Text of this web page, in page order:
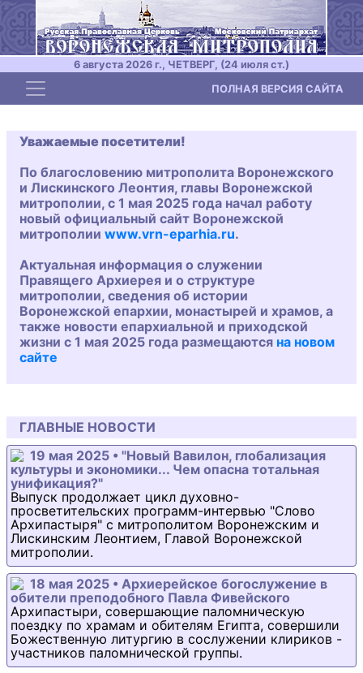
6 августа 2026 г., ЧЕТВЕРГ, (24 июля ст.)
Toggle navigation ПОЛНАЯ ВЕРСИЯ САЙТА
Уважаемые посетители!
По благословению митрополита Воронежского
и Лискинского Леонтия, главы Воронежской
митрополии, с 1 мая 2025 года начал работу
новый официальный сайт Воронежской
митрополии www.vrn-eparhia.ru.
Актуальная информация о служении
Правящего Архиерея и о структуре
митрополии, сведения об истории
Воронежской епархии, монастырей и храмов, а
также новости епархиальной и приходской
жизни с 1 мая 2025 года размещаются на новом
сайте
ГЛАВНЫЕ НОВОСТИ
19 мая 2025 • "Новый Вавилон, глобализация
культуры и экономики... Чем опасна тотальная
унификация?"
Выпуск продолжает цикл духовно-
просветительских программ-интервью "Слово
Архипастыря" с митрополитом Воронежским и
Лискинским Леонтием, Главой Воронежской
митрополии.
18 мая 2025 • Архиерейское богослужение в
обители преподобного Павла Фивейского
Архипастыри, совершающие паломническую
поездку по храмам и обителям Египта, совершили
Божественную литургию в сослужении клириков -
участников паломнической группы.